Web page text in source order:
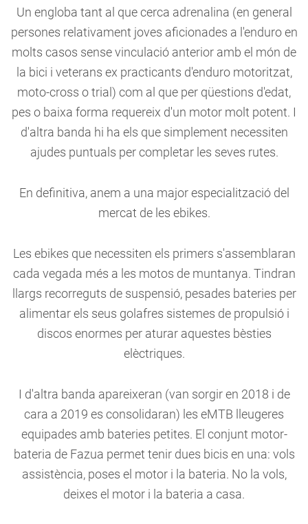
Un engloba tant al que cerca adrenalina (en general
persones relativament joves aficionades a l'enduro en
molts casos sense vinculació anterior amb el món de
la bici i veterans ex practicants d'enduro motoritzat,
moto-cross o trial) com al que per qüestions d'edat,
pes o baixa forma requereix d'un motor molt potent. I
d'altra banda hi ha els que simplement necessiten
ajudes puntuals per completar les seves rutes.
En definitiva, anem a una major especialització del
mercat de les ebikes.
Les ebikes que necessiten els primers s'assemblaran
cada vegada més a les motos de muntanya. Tindran
llargs recorreguts de suspensió, pesades bateries per
alimentar els seus golafres sistemes de propulsió i
discos enormes per aturar aquestes bèsties
elèctriques.
I d'altra banda apareixeran (van sorgir en 2018 i de
cara a 2019 es consolidaran) les eMTB lleugeres
equipades amb bateries petites. El conjunt motor-
bateria de Fazua permet tenir dues bicis en una: vols
assistència, poses el motor i la bateria. No la vols,
deixes el motor i la bateria a casa.